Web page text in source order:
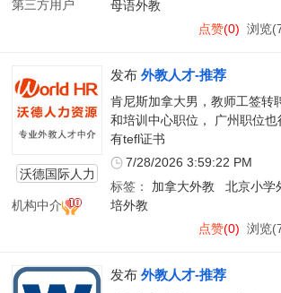
第三方用户
母语外教
点赞(0) 浏览
沃德国际人力
机构中介
发布 外教人才-推荐
肯尼斯加拿大男，教师工签转
和培训中心职位， 广州职位
有tefl证书
7/28/2026 3:59:22 PM
标签： 加拿大外教 北京小学
培外教
点赞(0) 浏览
发布 外教人才-推荐